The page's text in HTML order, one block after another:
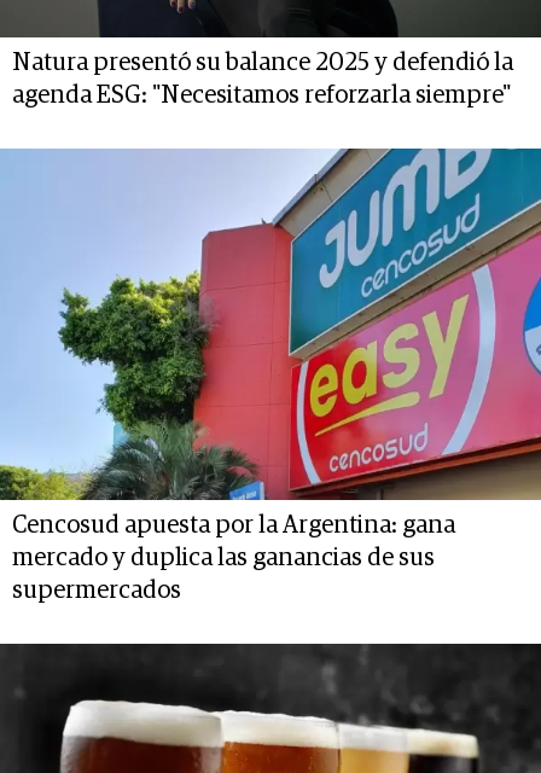
Natura presentó su balance 2025 y defendió la
agenda ESG: "Necesitamos reforzarla siempre"
Cencosud apuesta por la Argentina: gana
mercado y duplica las ganancias de sus
supermercados